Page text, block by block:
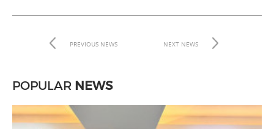
PREVIOUS NEWS NEXT NEWS
POPULAR NEWS